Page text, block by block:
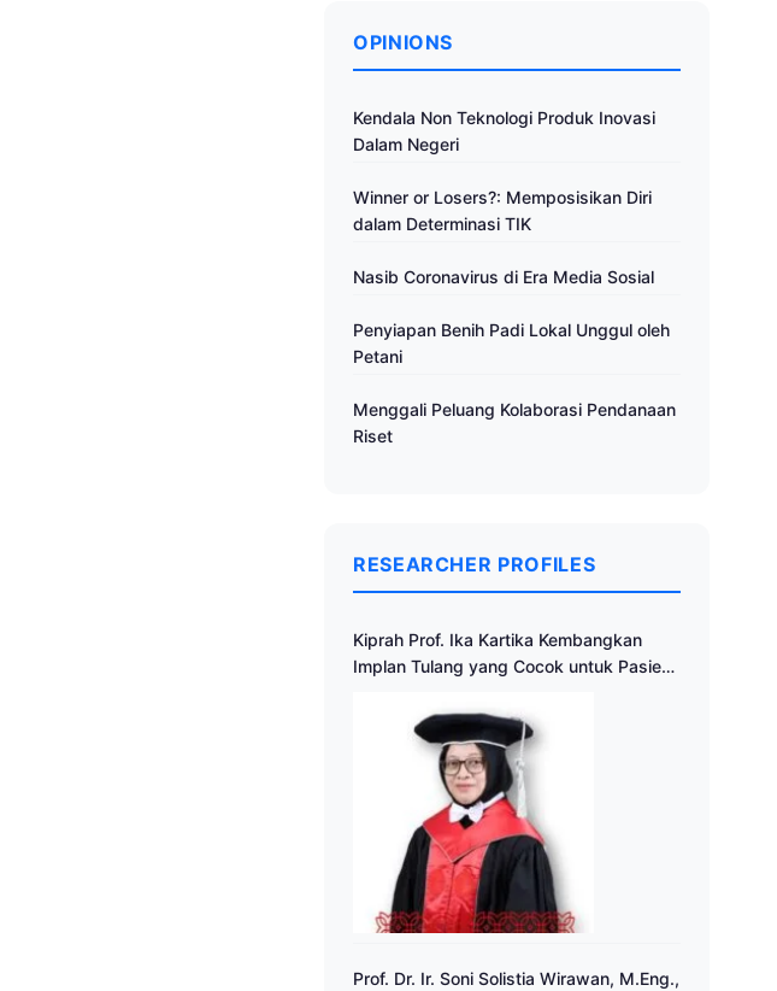
OPINIONS
Kendala Non Teknologi Produk Inovasi
Dalam Negeri
Winner or Losers?: Memposisikan Diri
dalam Determinasi TIK
Nasib Coronavirus di Era Media Sosial
Penyiapan Benih Padi Lokal Unggul oleh
Petani
Menggali Peluang Kolaborasi Pendanaan
Riset
RESEARCHER PROFILES
Kiprah Prof. Ika Kartika Kembangkan
Implan Tulang yang Cocok untuk Pasien
Prof. Dr. Ir. Soni Solistia Wirawan, M.Eng.,